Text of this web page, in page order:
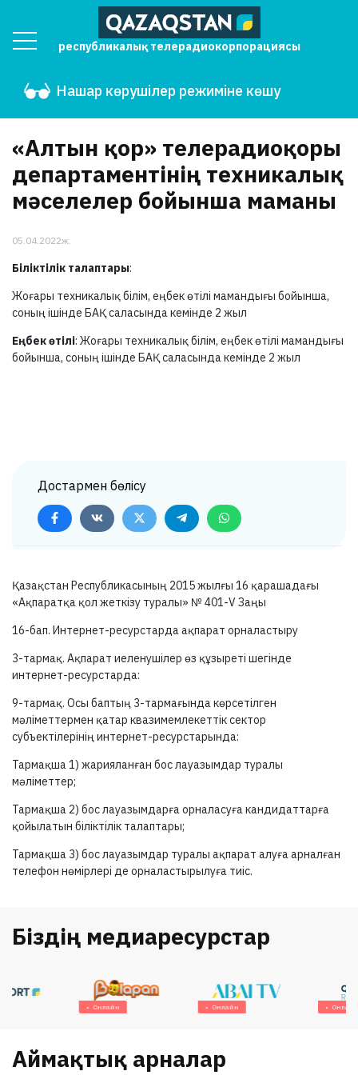
республикалық телерадиокорпорациясы
Нашар көрушілер режиміне көшу
«Алтын қор» телерадиоқоры
департаментінің техникалық
мәселелер бойынша маманы
05.04.2022ж.
Біліктілік талаптары:
Жоғары техникалық білім, еңбек өтілі мамандығы бойынша,
соның ішінде БАҚ саласында кемінде 2 жыл
Еңбек өтілі: Жоғары техникалық білім, еңбек өтілі мамандығы
бойынша, соның ішінде БАҚ саласында кемінде 2 жыл
Достармен бөлісу
Қазақстан Республикасының 2015 жылғы 16 қарашадағы
«Ақпаратқа қол жеткізу туралы» № 401-V Заңы
16-бап. Интернет-ресурстарда ақпарат орналастыру
3-тармақ. Ақпарат иеленушілер өз құзыреті шегінде
интернет-ресурстарда:
9-тармақ. Осы баптың 3-тармағындакөрсетілген
мәліметтермен қатар квазимемлекеттік сектор
субъектілерінің интернет-ресурстарында:
Тармақша 1) жарияланған бос лауазымдар туралы
мәліметтер;
Тармақша 2) бос лауазымдарға орналасуға кандидаттарға
қойылатын біліктілік талаптары;
Тармақша 3) бос лауазымдар туралы ақпарат алуға арналған
телефон нөмірлері де орналастырылуға тиіс.
Біздің медиаресурстар
Аймақтық арналар